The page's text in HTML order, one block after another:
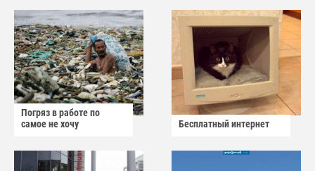
Погряз в работе по
самое не хочу
Бесплатный интернет